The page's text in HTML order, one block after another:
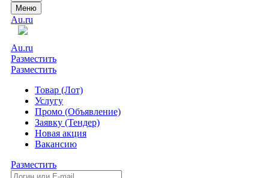
Меню
Au.ru
Au.ru
Разместить
Разместить
Товар (Лот)
Услугу
Промо (Объявление)
Заявку (Тендер)
Новая акция
Вакансию
Разместить